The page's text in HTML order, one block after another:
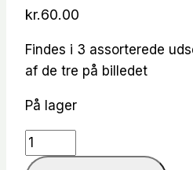
kr.60.00
Findes i 3 assorterede
af de tre på billedet
På lager
Ballon
ophæng